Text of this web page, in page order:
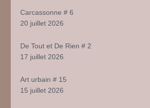
Carcassonne # 6
20 juillet 2026
De Tout et De Rien # 2
17 juillet 2026
Art urbain # 15
15 juillet 2026